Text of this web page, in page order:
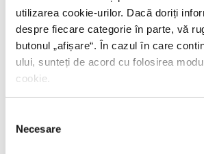
utilizarea cookie-urilor. Dacă doriți
despre fiecare categorie în parte, vă
butonul „ afișare“. În cazul în care
ului, sunteți de acord cu folosirea
cookie.
consimțământului
Necesare